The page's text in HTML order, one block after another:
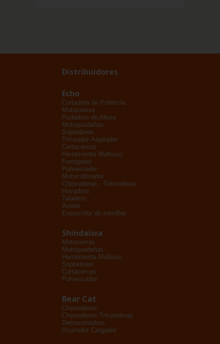
Distribuidores
Echo
Cortadora de Potencia
Motosierras
Podadora de Altura
Motoguadañas
Sopladores
Triturador-Aspirador
Cortacercos
Herramienta Multiuso
Fumigador
Pulverizador
Motocultivador
Chipeadoras - Trituradoras
Hoyadora
Taladros
Aceite
Esparcidor de semillas
Shindaiwa
Motosierras
Motoguadañas
Herramienta Multiuso
Sopladores
Cortacercos
Pulverizador
Bear Cat
Chipeadoras
Chipeadoras Trituradoras
Destoconadora
Aspirador Cargador